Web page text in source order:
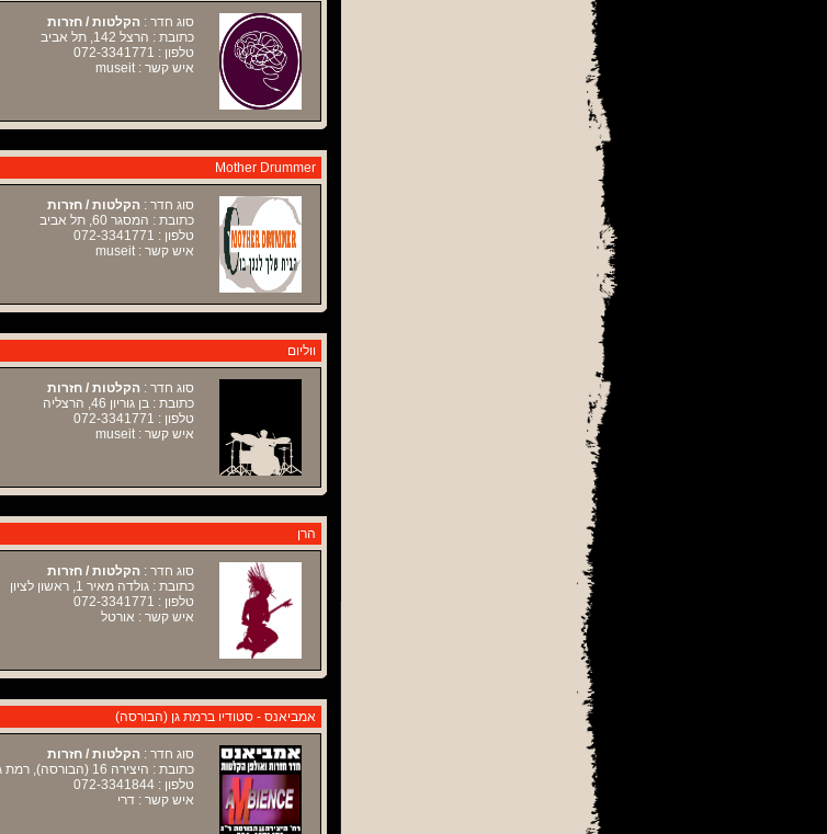
סוג חדר : הקלטות / חזרות
כתובת : הרצל 142, תל אביב
טלפון : 072-3341771
איש קשר : museit
Mother Drummer
סוג חדר : הקלטות / חזרות
כתובת : המסגר 60, תל אביב
טלפון : 072-3341771
איש קשר : museit
ווליום
סוג חדר : הקלטות / חזרות
כתובת : בן גוריון 46, הרצליה
טלפון : 072-3341771
איש קשר : museit
הרן
סוג חדר : הקלטות / חזרות
כתובת : גולדה מאיר 1, ראשון לציון
טלפון : 072-3341771
איש קשר : אורטל
אמביאנס - סטודיו ברמת גן (הבורסה)
סוג חדר : הקלטות / חזרות
כתובת : היצירה 16 (הבורסה), רמת גן
טלפון : 072-3341844
איש קשר : דרי